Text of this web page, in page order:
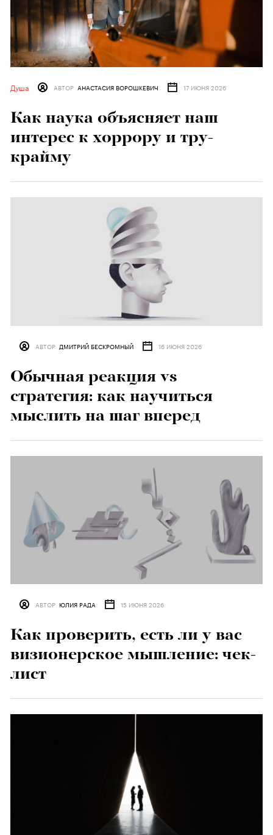
Душа АВТОР АНАСТАСИЯ ВОРОШКЕВИЧ 17 ИЮНЯ 2026
Как наука объясняет наш
интерес к хоррору и тру-
крайму
АВТОР ДМИТРИЙ БЕСКРОМНЫЙ 16 ИЮНЯ 2026
Обычная реакция vs
стратегия: как научиться
мыслить на шаг вперед
АВТОР ЮЛИЯ РАДА 15 ИЮНЯ 2026
Как проверить, есть ли у вас
визионерское мышление: чек-
лист